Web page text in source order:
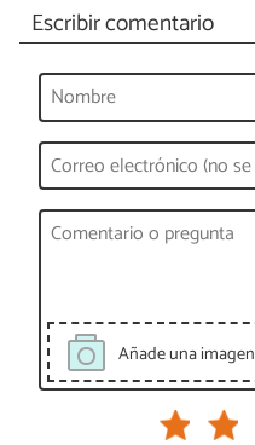
Escribir comentario
Añade una imagen